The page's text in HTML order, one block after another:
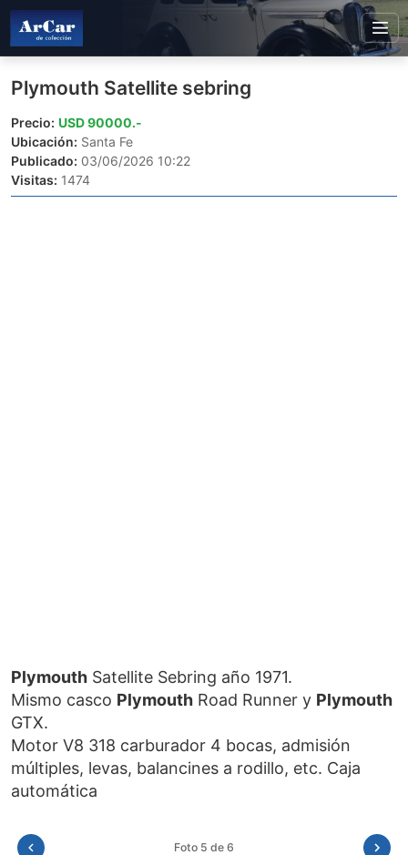
Plymouth Satellite sebring
Precio: USD 90000.-
Ubicación: Santa Fe
Publicado: 03/06/2026 10:22
Visitas: 1474
Plymouth Satellite Sebring año 1971.
Mismo casco Plymouth Road Runner y Plymouth
GTX.
Motor V8 318 carburador 4 bocas, admisión
múltiples, levas, balancines a rodillo, etc. Caja
Foto 6 de 6